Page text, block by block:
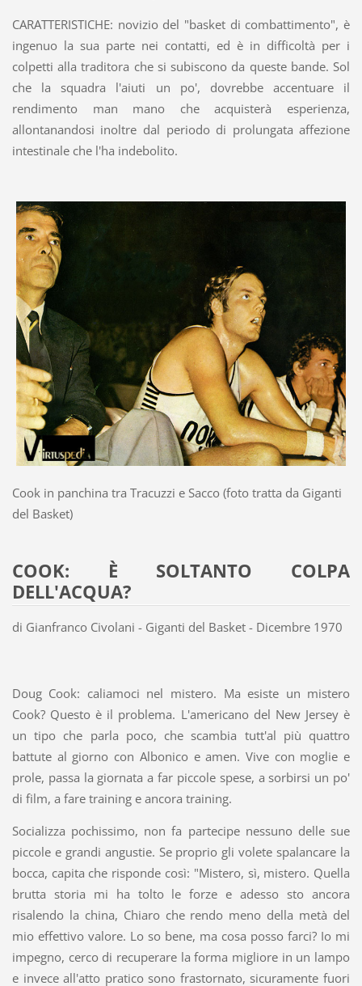
CARATTERISTICHE: novizio del "basket di combattimento", è
ingenuo la sua parte nei contatti, ed è in difficoltà per i
colpetti alla traditora che si subiscono da queste bande. Sol
che la squadra l'aiuti un po', dovrebbe accentuare il
rendimento man mano che acquisterà esperienza,
allontanandosi inoltre dal periodo di prolungata affezione
intestinale che l'ha indebolito.
Cook in panchina tra Tracuzzi e Sacco (foto tratta da Giganti
del Basket)
COOK: È SOLTANTO COLPA
DELL'ACQUA?
di Gianfranco Civolani - Giganti del Basket - Dicembre 1970
Doug Cook: caliamoci nel mistero. Ma esiste un mistero
Cook? Questo è il problema. L'americano del New Jersey è
un tipo che parla poco, che scambia tutt'al più quattro
battute al giorno con Albonico e amen. Vive con moglie e
prole, passa la giornata a far piccole spese, a sorbirsi un po'
di film, a fare training e ancora training.
Socializza pochissimo, non fa partecipe nessuno delle sue
piccole e grandi angustie. Se proprio gli volete spalancare la
bocca, capita che risponde così: "Mistero, sì, mistero. Quella
brutta storia mi ha tolto le forze e adesso sto ancora
risalendo la china, Chiaro che rendo meno della metà del
mio effettivo valore. Lo so bene, ma cosa posso farci? Io mi
impegno, cerco di recuperare la forma migliore in un lampo
e invece all'atto pratico sono frastornato, sicuramente fuori